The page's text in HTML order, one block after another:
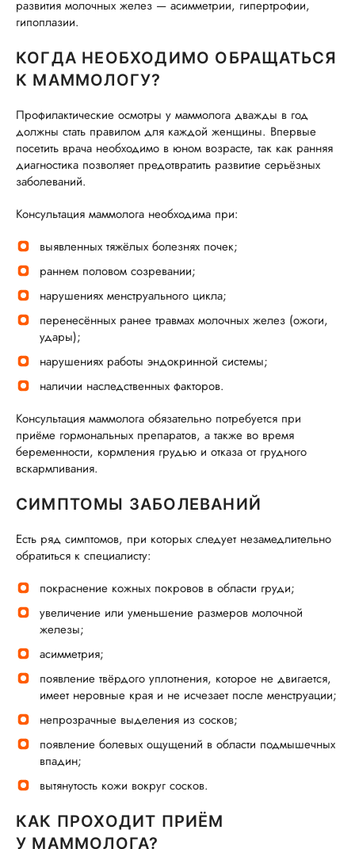
развития молочных желез — асимметрии, гипертрофии,
гипоплазии.
КОГДА НЕОБХОДИМО ОБРАЩАТЬСЯ
К МАММОЛОГУ?
Профилактические осмотры у маммолога дважды в год
должны стать правилом для каждой женщины. Впервые
посетить врача необходимо в юном возрасте, так как ранняя
диагностика позволяет предотвратить развитие серьёзных
заболеваний.
Консультация маммолога необходима при:
выявленных тяжёлых болезнях почек;
раннем половом созревании;
нарушениях менструального цикла;
перенесённых ранее травмах молочных желез (ожоги,
удары);
нарушениях работы эндокринной системы;
наличии наследственных факторов.
Консультация маммолога обязательно потребуется при
приёме гормональных препаратов, а также во время
беременности, кормления грудью и отказа от грудного
вскармливания.
СИМПТОМЫ ЗАБОЛЕВАНИЙ
Есть ряд симптомов, при которых следует незамедлительно
обратиться к специалисту:
покраснение кожных покровов в области груди;
увеличение или уменьшение размеров молочной
железы;
асимметрия;
появление твёрдого уплотнения, которое не двигается,
имеет неровные края и не исчезает после менструации;
непрозрачные выделения из сосков;
появление болевых ощущений в области подмышечных
впадин;
вытянутость кожи вокруг сосков.
КАК ПРОХОДИТ ПРИЁМ
У МАММОЛОГА?